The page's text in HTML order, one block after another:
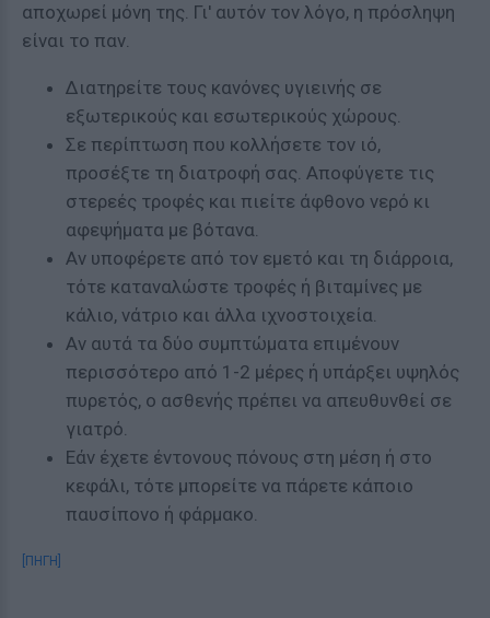
αποχωρεί μόνη της. Γι' αυτόν τον λόγο, η πρόσληψη
είναι το παν.
Διατηρείτε τους κανόνες υγιεινής σε
εξωτερικούς και εσωτερικούς χώρους.
Σε περίπτωση που κολλήσετε τον ιό,
προσέξτε τη διατροφή σας. Αποφύγετε τις
στερεές τροφές και πιείτε άφθονο νερό κι
αφεψήματα με βότανα.
Αν υποφέρετε από τον εμετό και τη διάρροια,
τότε καταναλώστε τροφές ή βιταμίνες με
κάλιο, νάτριο και άλλα ιχνοστοιχεία.
Αν αυτά τα δύο συμπτώματα επιμένουν
περισσότερο από 1-2 μέρες ή υπάρξει υψηλός
πυρετός, ο ασθενής πρέπει να απευθυνθεί σε
γιατρό.
Εάν έχετε έντονους πόνους στη μέση ή στο
κεφάλι, τότε μπορείτε να πάρετε κάποιο
παυσίπονο ή φάρμακο.
[ΠΗΓΗ]